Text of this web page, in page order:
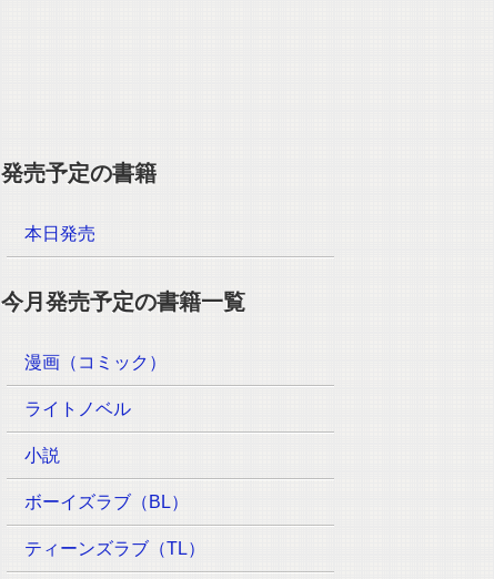
発売予定の書籍
本日発売
今月発売予定の書籍一覧
漫画（コミック）
ライトノベル
小説
ボーイズラブ（BL）
ティーンズラブ（TL）